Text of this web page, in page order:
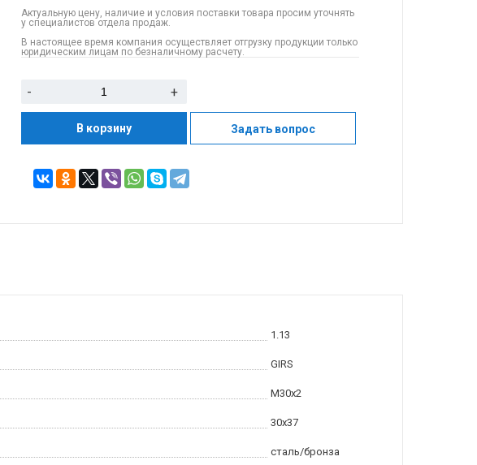
Актуальную цену, наличие и условия поставки товара просим уточнять
у специалистов отдела продаж.
В настоящее время компания осуществляет отгрузку продукции только
юридическим лицам по безналичному расчету.
- +
В корзину Задать вопрос
1.13
GIRS
M30x2
30x37
сталь/бронза